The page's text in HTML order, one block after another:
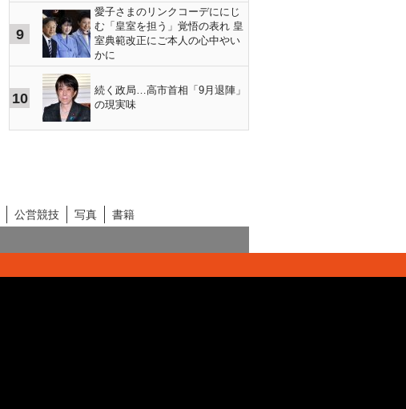
9
愛子さまのリンクコーデににじ
む「皇室を担う」覚悟の表れ 皇
室典範改正にご本人の心中やい
かに
10
続く政局…高市首相「9月退陣」
の現実味
公営競技 写真
書籍